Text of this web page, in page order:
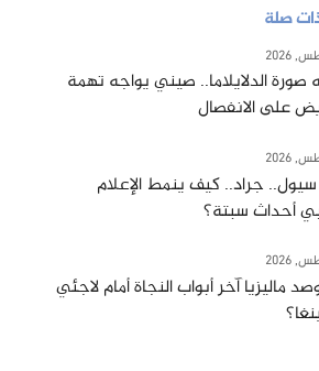
صلة
صورة الدلايلاما.. صيني يواجه تهمة
على الانفصال
جراد.. كيف ينمط الإعلام
أحداث سبتة؟
ماليزيا آخر أبواب النجاة أمام لاجئي